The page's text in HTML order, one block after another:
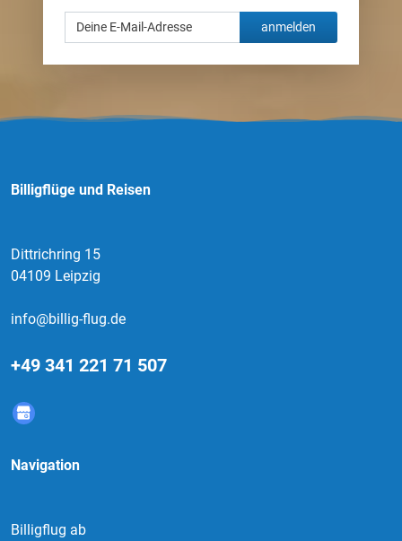
anmelden
Billigflüge und Reisen
Dittrichring 15
04109 Leipzig
info@billig-flug.de
+49 341 221 71 507
Navigation
Billigflug ab